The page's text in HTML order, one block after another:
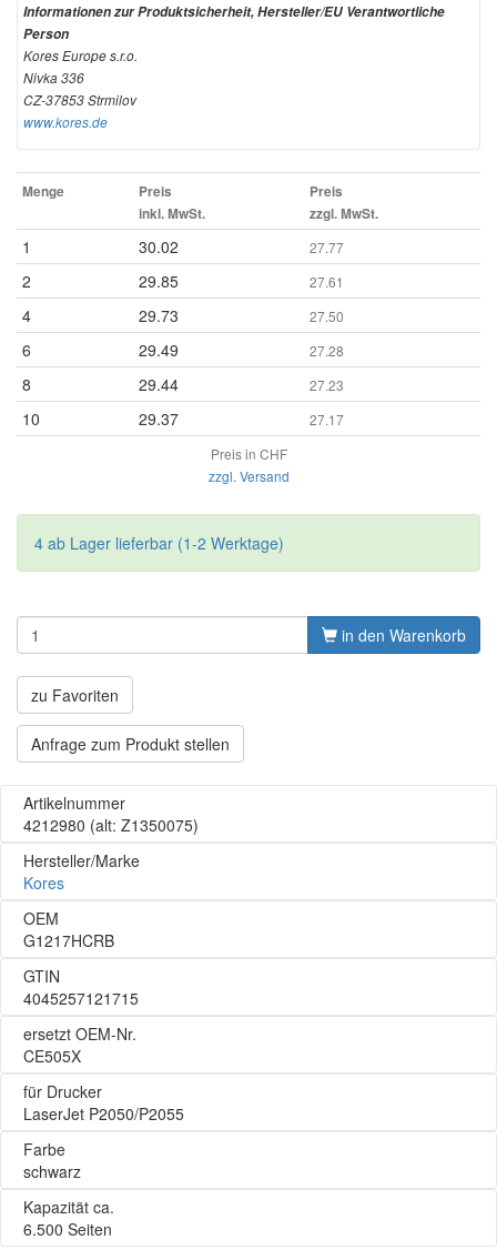
Informationen zur Produktsicherheit, Hersteller/EU Verantwortliche
Person
Kores Europe s.r.o.
Nivka 336
CZ-37853 Strmilov
www.kores.de
Menge
Preis
inkl. MwSt.
Preis
zzgl. MwSt.
1 30.02 27.77
2 29.85 27.61
4 29.73 27.50
6 29.49 27.28
8 29.44 27.23
10 29.37
27.17
Preis in CHF
zzgl. Versand
4 ab Lager lieferbar (1-2 Werktage)
in den Warenkorb
zu Favoriten
Anfrage zum Produkt stellen
Artikelnummer
4212980 (alt: Z1350075)
Hersteller/Marke
Kores
OEM
G1217HCRB
GTIN
4045257121715
ersetzt OEM-Nr.
CE505X
für Drucker
LaserJet P2050/P2055
Farbe
schwarz
Kapazität ca.
6.500 Seiten